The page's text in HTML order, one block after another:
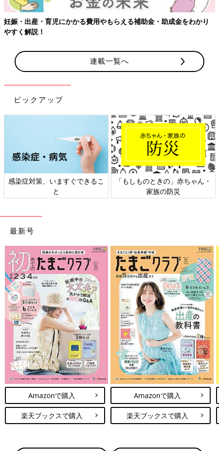
妊娠・出産・育児にかかる費用やもらえる補助金・助成金をわかり
やすく解説！
連載一覧へ
ピックアップ
感染症対策、いますぐできるこ
と
「もしものときの」赤ちゃん・
家族の防災
最新号
Amazonで購入
楽天ブックスで購入
Amazonで購入
楽天ブックスで購入